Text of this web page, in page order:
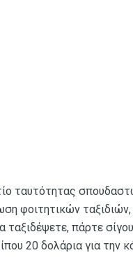
ταυτότητας
φοιτητικών
ταξιδέψετε, πάρτε
20 δολάρια για την